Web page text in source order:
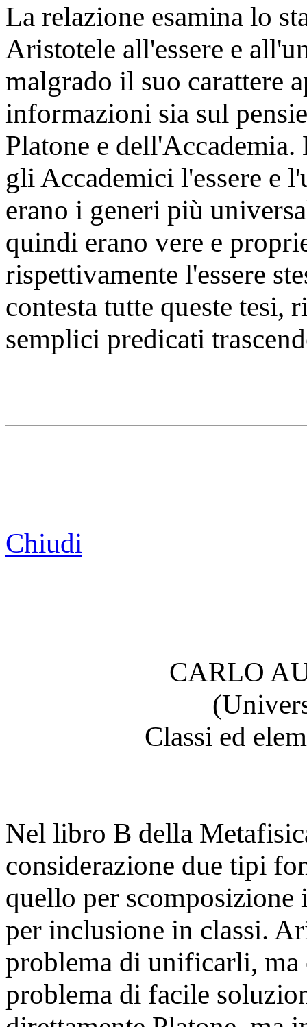
La relazione esamina lo
Aristotele all'essere e
malgrado il suo carattere
informazioni sia sul
Platone e
gli Accademici l'essere e
erano i generi più
quindi erano vere e
rispettivamente l'essere
contesta tutte queste tesi,
semplici predicati
Chiudi
CARLO
Classi ed
Nel libro B della
considerazione due tipi
quello per
per inclusione in classi.
problema di unificarli, ma
problema di facile